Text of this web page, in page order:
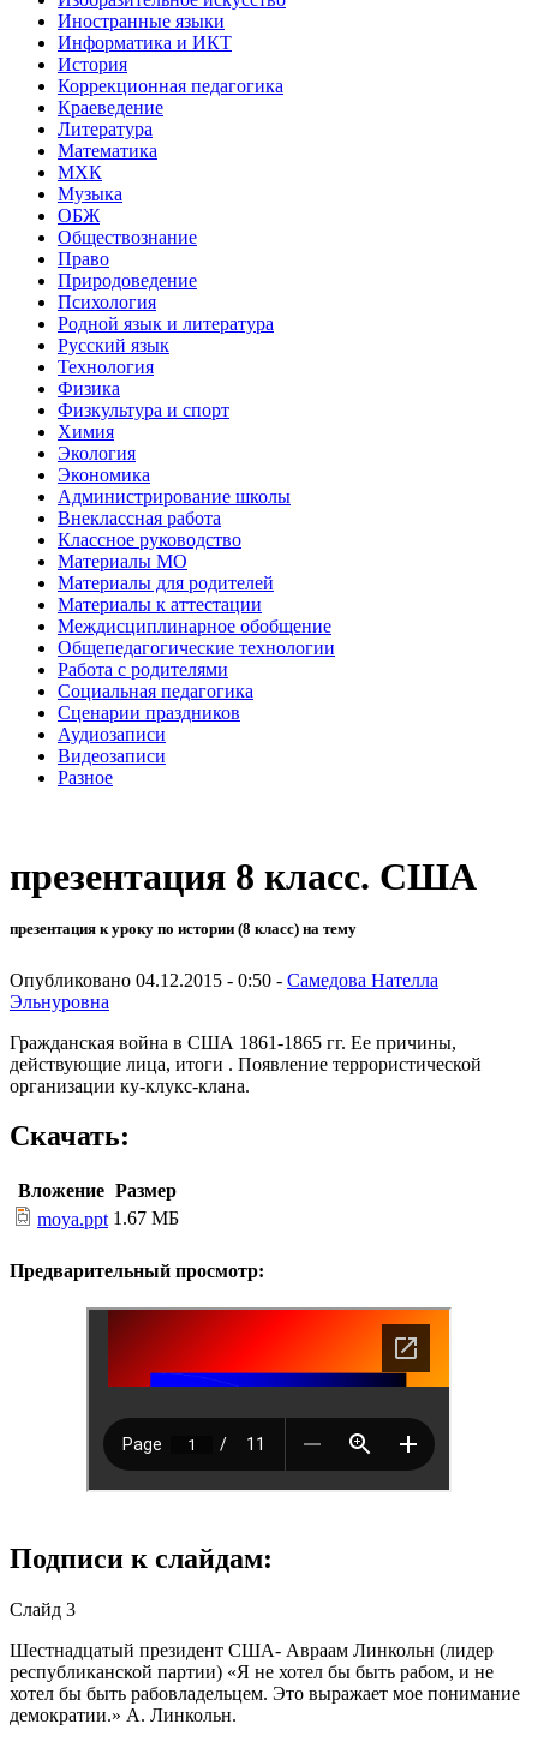
Иностранные языки
Информатика и ИКТ
История
Коррекционная педагогика
Краеведение
Литература
Математика
МХК
Музыка
ОБЖ
Обществознание
Право
Природоведение
Психология
Родной язык и литература
Русский язык
Технология
Физика
Физкультура и спорт
Химия
Экология
Экономика
Администрирование школы
Внеклассная работа
Классное руководство
Материалы МО
Материалы для родителей
Материалы к аттестации
Междисциплинарное обобщение
Общепедагогические технологии
Работа с родителями
Социальная педагогика
Сценарии праздников
Аудиозаписи
Видеозаписи
Разное
презентация 8 класс. США
презентация к уроку по истории (8 класс) на тему
Опубликовано 04.12.2015 - 0:50 - Самедова Нателла
Эльнуровна
Гражданская война в США 1861-1865 гг. Ее причины,
действующие лица, итоги . Появление террористической
организации ку-клукс-клана.
Скачать:
Вложение Размер
moya.ppt 1.67 МБ
Предварительный просмотр:
Подписи к слайдам:
Слайд 3
Шестнадцатый президент США- Авраам Линкольн (лидер
республиканской партии) «Я не хотел бы быть рабом, и не
хотел бы быть рабовладельцем. Это выражает мое понимание
демократии.» А. Линкольн.